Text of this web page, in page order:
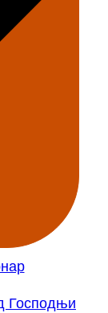
Господњи